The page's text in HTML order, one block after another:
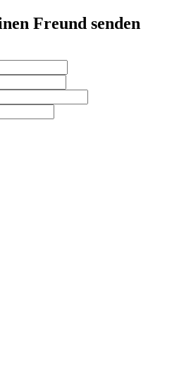
Freund senden